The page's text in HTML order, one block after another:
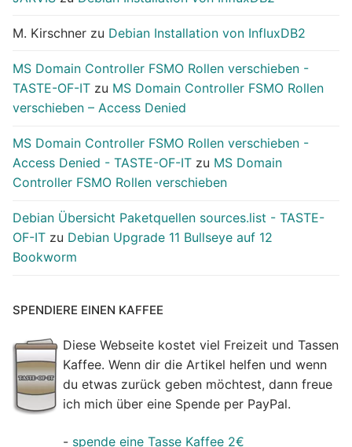
M. Kirschner zu Debian Installation von InfluxDB2
MS Domain Controller FSMO Rollen verschieben -
TASTE-OF-IT zu MS Domain Controller FSMO Rollen
verschieben – Access Denied
MS Domain Controller FSMO Rollen verschieben -
Access Denied - TASTE-OF-IT zu MS Domain
Controller FSMO Rollen verschieben
Debian Übersicht Paketquellen sources.list - TASTE-
OF-IT zu Debian Upgrade 11 Bullseye auf 12
Bookworm
SPENDIERE EINEN KAFFEE
Diese Webseite kostet viel Freizeit und Tassen
Kaffee. Wenn dir die Artikel helfen und wenn
du etwas zurück geben möchtest, dann freue
ich mich über eine Spende per PayPal.
- spende eine Tasse Kaffee 2€